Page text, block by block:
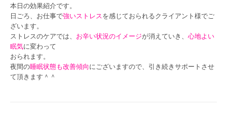
本日の効果紹介です。
日ごろ、お仕事で強いストレスを感じておられるクライアント様でご
ざいます。
ストレスのケアでは、 お辛い状況のイメージが消えていき、 心地よい
眠気に変わって
おられます。
夜間の睡眠状態も改善傾向にございますので、引き続きサポートさせ
て頂きます＾＾